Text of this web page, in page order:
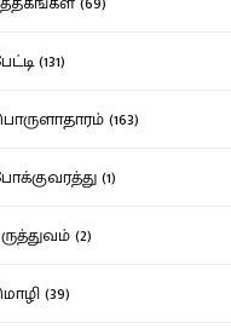
(131)
(163)
(1)
(2)
(39)